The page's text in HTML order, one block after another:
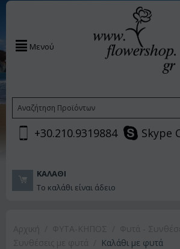
Μενού
+30.210.9319884 Skype
ΚΑΛΆΘΙ
Το καλάθι είναι άδειο
Καλάθι με φυτά